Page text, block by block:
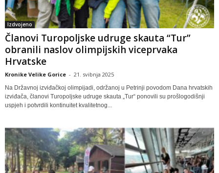
Izdvojeno
Članovi Turopoljske udruge skauta “Tur”
obranili naslov olimpijskih viceprvaka
Hrvatske
Kronike Velike Gorice - 21. svibnja 2025
Na Državnoj izviđačkoj olimpijadi, održanoj u Petrinji povodom Dana hrvatskih
izviđača, članovi Turopoljske udruge skauta „Tur“ ponovili su prošlogodišnji
uspjeh i potvrdili kontinuitet kvalitetnog...